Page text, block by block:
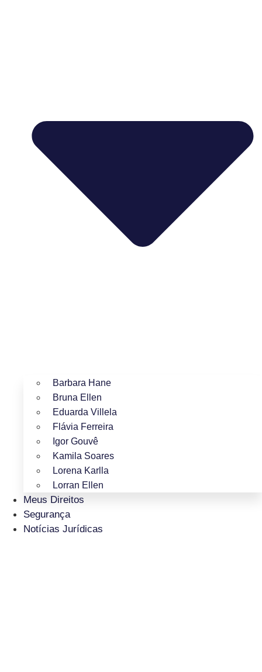
Barbara Hane
Bruna Ellen
Eduarda Villela
Flávia Ferreira
Igor Gouvê
Kamila Soares
Lorena Karlla
Lorran Ellen
Meus Direitos
Segurança
Notícias Jurídicas